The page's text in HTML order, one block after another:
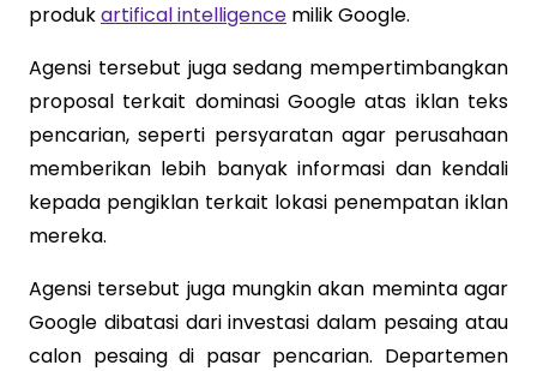
produkartifical intelligence milik Google.
Agensi tersebut juga sedang mempertimbangkan
proposal terkait dominasi Google atas iklan teks
pencarian, seperti persyaratan agar perusahaan
memberikan lebih banyak informasi dan kendali
kepada pengiklan terkait lokasi penempatan iklan
mereka.
Agensi tersebut juga mungkin akan meminta agar
Google dibatasi dari investasi dalam pesaing atau
calon pesaing di pasar pencarian. Departemen